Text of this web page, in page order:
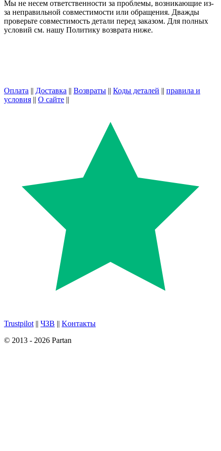
Мы не несем ответственности за проблемы, возникающие из-
за неправильной совместимости или обращения. Дважды
проверьте совместимость детали перед заказом. Для полных
условий см. нашу Политику возврата ниже.
Оплата || Доставка || Возвраты || Коды деталей || правила и
условия || О сайте ||
Trustpilot || ЧЗВ || Kонтакты
© 2013 - 2026 Partan